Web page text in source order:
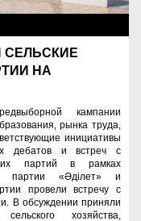
СЕЛЬСКИЕ
НА
кампании
рынка труда,
инициативы
дебатов и встреч с
партий в рамках
партии «Әділет» и
провели встречу с
В обсуждении приняли
хозяйства,